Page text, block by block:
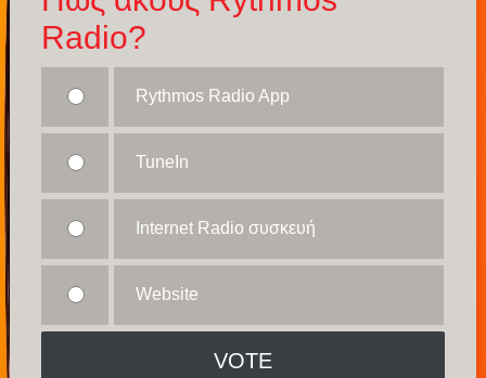
Radio?
Rythmos Radio App
TuneIn
Internet Radio συσκευή
Website